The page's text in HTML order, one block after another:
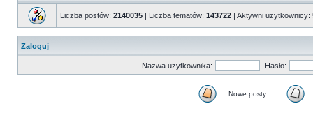
Liczba postów: 2140035 | Liczba tematów: 143722 | Aktywni użytkownicy:
Zaloguj
Nazwa użytkownika: Hasło:
Nowe posty